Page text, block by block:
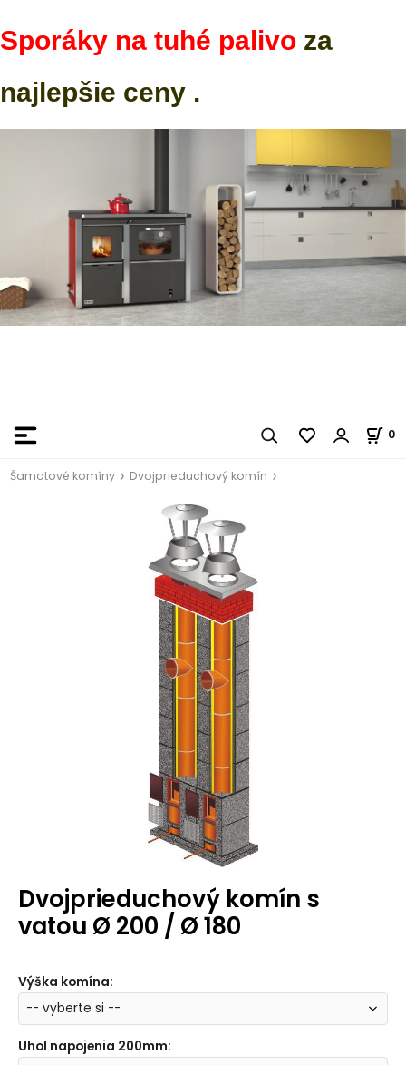
Sporáky na tuhé palivo za
najlepšie ceny .
0
Šamotové komíny Dvojprieduchový komín
Dvojprieduchový komín s
vatou Ø 200 / Ø 180
Výška komína:
Uhol napojenia 200mm: